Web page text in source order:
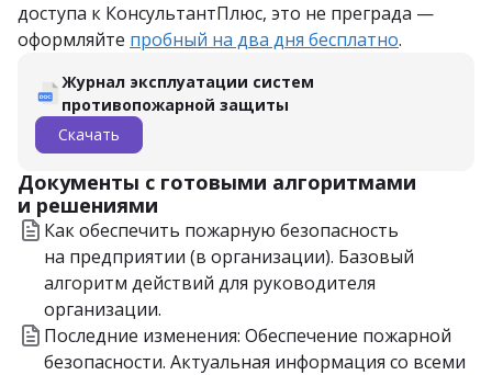
доступа к КонсультантПлюс, это не преграда —
оформляйте пробный на два дня бесплатно.
Журнал эксплуатации систем
противопожарной защиты
Скачать
Документы с готовыми алгоритмами
и решениями
Как обеспечить пожарную безопасность
на предприятии (в организации). Базовый
алгоритм действий для руководителя
организации.
Последние изменения: Обеспечение пожарной
безопасности. Актуальная информация со всеми